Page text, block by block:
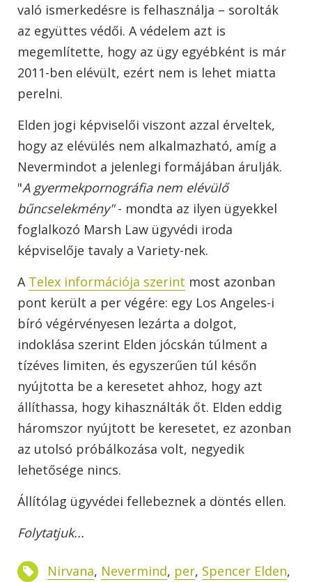
való ismerkedésre is felhasználja – sorolták
az együttes védői. A védelem azt is
megemlítette, hogy az ügy egyébként is már
2011-ben elévült, ezért nem is lehet miatta
perelni.
Elden jogi képviselői viszont azzal érveltek,
hogy az elévülés nem alkalmazható, amíg a
Nevermindot a jelenlegi formájában árulják.
"A gyermekpornográfia nem elévülő
bűncselekmény"- mondta az ilyen ügyekkel
foglalkozó Marsh Law ügyvédi iroda
képviselője tavaly a Variety-nek.
A Telex információja szerint most azonban
pont került a per végére: egy Los Angeles-i
bíró végérvényesen lezárta a dolgot,
indoklása szerint Elden jócskán túlment a
tízéves limiten, és egyszerűen túl későn
nyújtotta be a keresetet ahhoz, hogy azt
állíthassa, hogy kihasználták őt. Elden eddig
háromszor nyújtott be keresetet, ez azonban
az utolsó próbálkozása volt, negyedik
lehetősége nincs.
Állítólag ügyvédei fellebeznek a döntés ellen.
Folytatjuk...
Nirvana, Nevermind, per, Spencer Elden,